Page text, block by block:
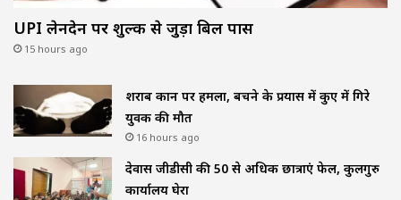
UPI लेनदेन पर शुल्क से जुड़ा बिल पास
15 hours ago
शराब दुकान पर हमला, बचने के प्रयास में कुए में गिरे
युवक की मौत
16 hours ago
देवास जीडीसी की 50 से अधिक छात्राएं फेल, कुलगुरु
कार्यालय घेरा